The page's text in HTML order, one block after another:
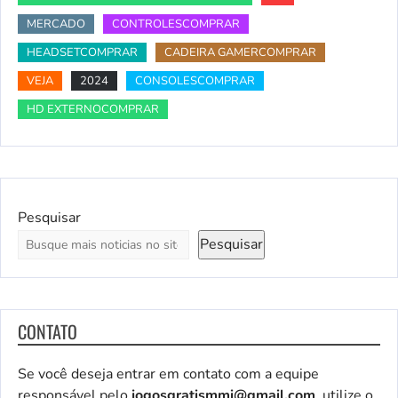
MERCADO
CONTROLESCOMPRAR
HEADSETCOMPRAR
CADEIRA GAMERCOMPRAR
VEJA
2024
CONSOLESCOMPRAR
HD EXTERNOCOMPRAR
Pesquisar
Pesquisar
CONTATO
Se você deseja entrar em contato com a equipe